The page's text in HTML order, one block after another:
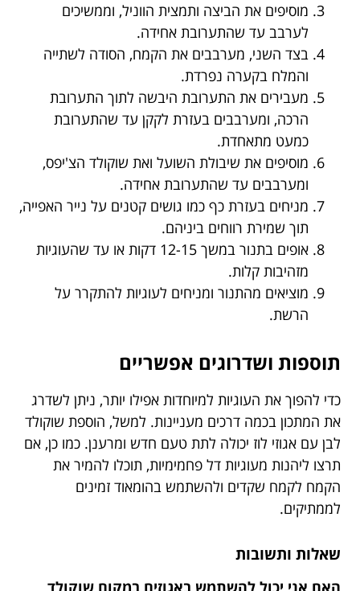
מוסיפים את הביצה ותמצית הווניל, וממשיכים
לערבב עד שהתערובת אחידה.
בצד השני, מערבבים את הקמח, הסודה לשתייה
והמלח בקערה נפרדת.
מעבירים את התערובת היבשה לתוך התערובת
הרכה, ומערבבים בעזרת לקקן עד שהתערובת
כמעט מתאחדת.
מוסיפים את שיבולת השועל ואת שוקולד הצ'יפס,
ומערבבים עד שהתערובת אחידה.
מניחים בעזרת כף כמו גושים קטנים על נייר האפייה,
תוך שמירת רווחים ביניהם.
אופים בתנור במשך 12-15 דקות או עד שהעוגיות
מזהיבות קלות.
מוציאים מהתנור ומניחים לעוגיות להתקרר על
הרשת.
תוספות ושדרוגים אפשריים
כדי להפוך את העוגיות למיוחדות אפילו יותר, ניתן לשדרג
את המתכון בכמה דרכים מעניינות. למשל, הוספת שוקולד
לבן עם אגוזי לוז יכולה לתת טעם חדש ומרענן. כמו כן, אם
תרצו ליהנות מעוגיות דל פחמימיות, תוכלו להמיר את
הקמח לקמח שקדים ולהשתמש בהומאוד זמינים
לממתיקים.
שאלות ותשובות